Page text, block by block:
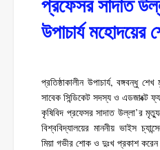
প্রফেসর সাদাত
উপাচার্য মহোদয়ের
প্রতিষ্ঠাকালীন উপাচার্য, বঙ্গবন্ধু
সাবেক সিন্ডিকেট সদস্য ও এডজাংক্ট
কৃষিবিদ প্রফেসর সাদাত উল্লা’র
বিশ্ববিদ্যালয়ের মাননীয় ভাইস
মিয়া গভীর শোক ও দুঃখ প্রকাশ